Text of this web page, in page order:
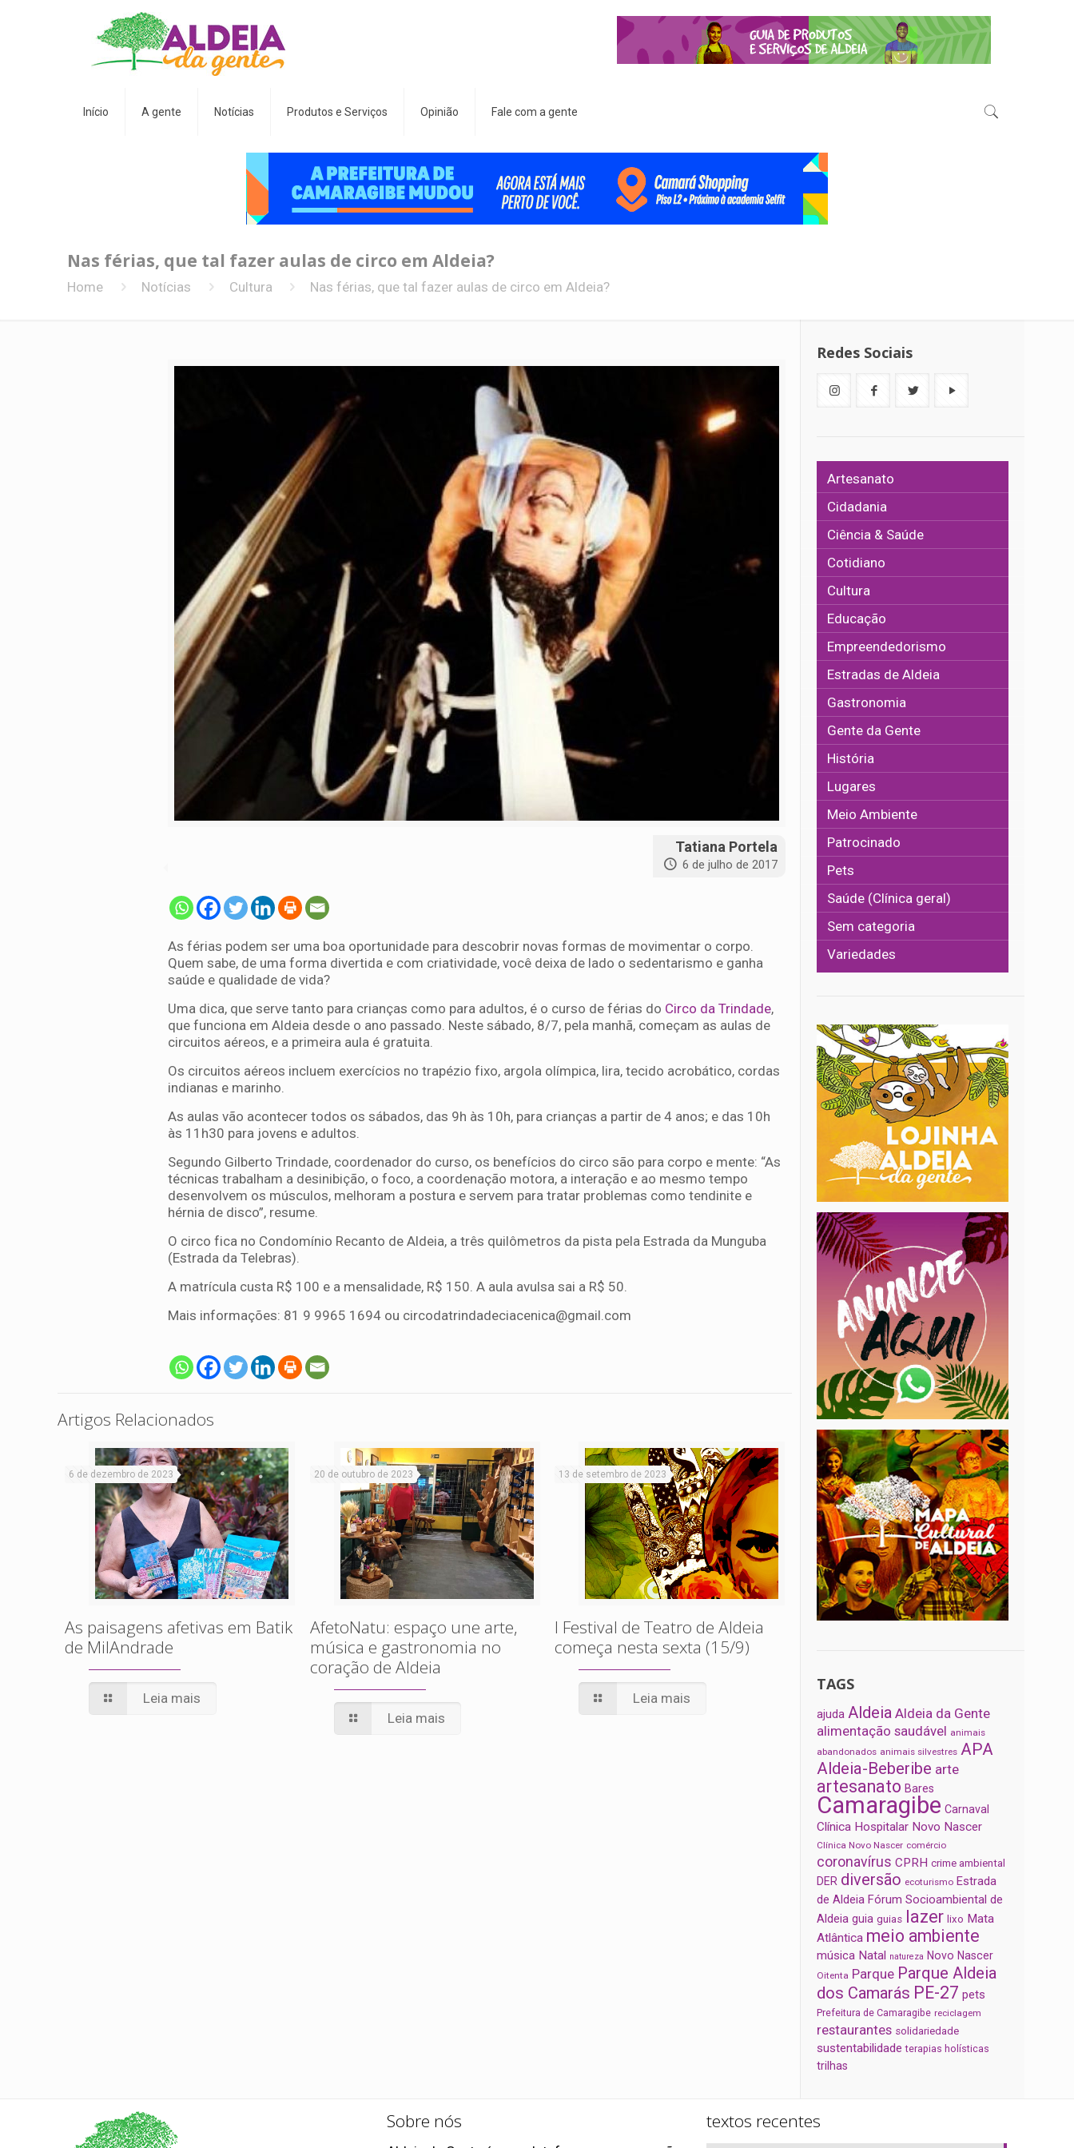
Início A gente Notícias Produtos e Serviços Opinião Fale com a gente
Nas férias, que tal fazer aulas de circo em Aldeia?
Home Notícias Cultura Nas férias, que tal fazer aulas de circo em Aldeia?
Tatiana Portela
6 de julho de 2017
As férias podem ser uma boa oportunidade para descobrir novas formas de movimentar o corpo.
Quem sabe, de uma forma divertida e com criatividade, você deixa de lado o sedentarismo e ganha
saúde e qualidade de vida?
Uma dica, que serve tanto para crianças como para adultos, é o curso de férias do Circo da Trindade,
que funciona em Aldeia desde o ano passado. Neste sábado, 8/7, pela manhã, começam as aulas de
circuitos aéreos, e a primeira aula é gratuita.
Os circuitos aéreos incluem exercícios no trapézio fixo, argola olímpica, lira, tecido acrobático, cordas
indianas e marinho.
As aulas vão acontecer todos os sábados, das 9h às 10h, para crianças a partir de 4 anos; e das 10h
às 11h30 para jovens e adultos.
Segundo Gilberto Trindade, coordenador do curso, os benefícios do circo são para corpo e mente: “As
técnicas trabalham a desinibição, o foco, a coordenação motora, a interação e ao mesmo tempo
desenvolvem os músculos, melhoram a postura e servem para tratar problemas como tendinite e
hérnia de disco”, resume.
O circo fica no Condomínio Recanto de Aldeia, a três quilômetros da pista pela Estrada da Munguba
(Estrada da Telebras).
A matrícula custa R$ 100 e a mensalidade, R$ 150. A aula avulsa sai a R$ 50.
Mais informações: 81 9 9965 1694 ou circodatrindadeciacenica@gmail.com
Artigos Relacionados
6 de dezembro de 2023
As paisagens afetivas em Batik
de MilAndrade
Leia mais
20 de outubro de 2023
AfetoNatu: espaço une arte,
música e gastronomia no
coração de Aldeia
Leia mais
13 de setembro de 2023
I Festival de Teatro de Aldeia
começa nesta sexta (15/9)
Leia mais
Redes Sociais
Artesanato
Cidadania
Ciência & Saúde
Cotidiano
Cultura
Educação
Empreendedorismo
Estradas de Aldeia
Gastronomia
Gente da Gente
História
Lugares
Meio Ambiente
Patrocinado
Pets
Saúde (Clínica geral)
Sem categoria
Variedades
TAGS
ajuda Aldeia Aldeia da Gente
alimentação saudável animais
abandonados animais silvestres APA
Aldeia-Beberibe arte
artesanato Bares
Camaragibe Carnaval
Clínica Hospitalar Novo Nascer
Clínica Novo Nascer comércio
coronavírus CPRH crime ambiental
DER diversão ecoturismo Estrada
de Aldeia Fórum Socioambiental de
Aldeia guia guias lazer lixo Mata
Atlântica meio ambiente
música Natal natureza Novo Nascer
Oitenta Parque Parque Aldeia
dos Camarás PE-27 pets
Prefeitura de Camaragibe reciclagem
restaurantes solidariedade
sustentabilidade terapias holísticas
trilhas
Sobre nós textos recentes